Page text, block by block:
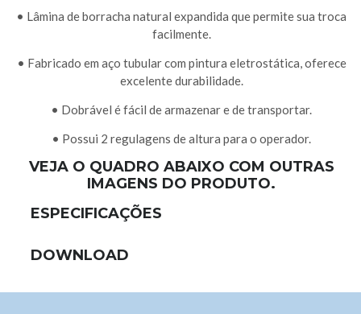
• Lâmina de borracha natural expandida que permite sua troca
facilmente.
• Fabricado em aço tubular com pintura eletrostática, oferece
excelente durabilidade.
• Dobrável é fácil de armazenar e de transportar.
• Possui 2 regulagens de altura para o operador.
VEJA O QUADRO ABAIXO COM OUTRAS
IMAGENS DO PRODUTO.
ESPECIFICAÇÕES
DOWNLOAD